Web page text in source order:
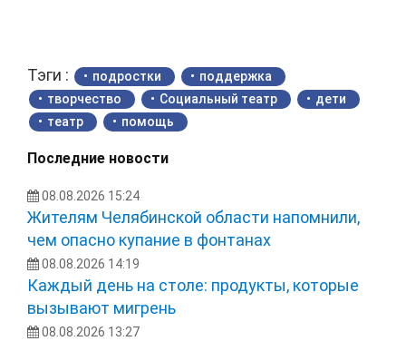
Тэги : подростки
поддержка
творчество
Социальный театр
дети
театр
помощь
Последние новости
08.08.2026 15:24
Жителям Челябинской области напомнили,
чем опасно купание в фонтанах
08.08.2026 14:19
Каждый день на столе: продукты, которые
вызывают мигрень
08.08.2026 13:27